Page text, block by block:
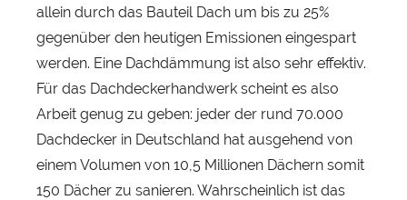
allein durch das Bauteil Dach um bis zu 25%
gegenüber den heutigen Emissionen eingespart
werden. Eine Dachdämmung ist also sehr effektiv.
Für das Dachdeckerhandwerk scheint es also
Arbeit genug zu geben: jeder der rund 70.000
Dachdecker in Deutschland hat ausgehend von
einem Volumen von 10,5 Millionen Dächern somit
150 Dächer zu sanieren. Wahrscheinlich ist das